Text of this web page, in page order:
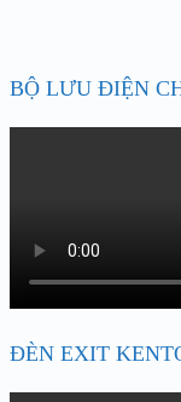
BỘ LƯU ĐIỆN
ĐÈN EXIT